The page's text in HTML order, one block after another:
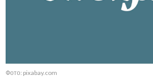
Фото: pixabay.com